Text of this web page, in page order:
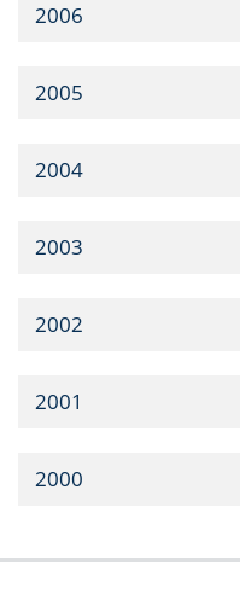
2006
2005
2004
2003
2002
2001
2000